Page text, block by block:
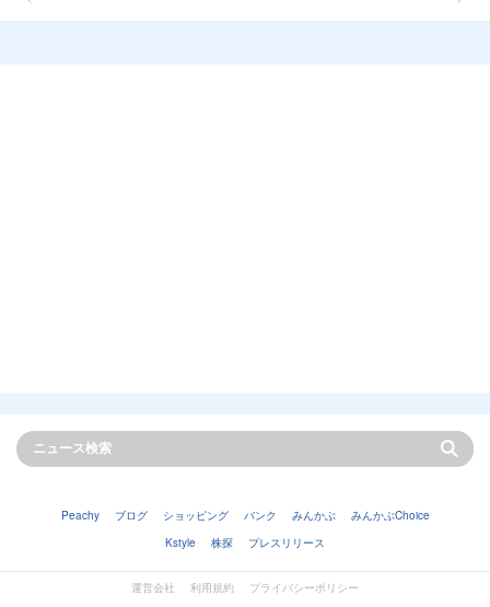
Peachy ブログ ショッピング バンク みんかぶ
みんかぶChoice
Kstyle
株探 プレスリリース
運営会社 利用規約
プライバシーポリシー